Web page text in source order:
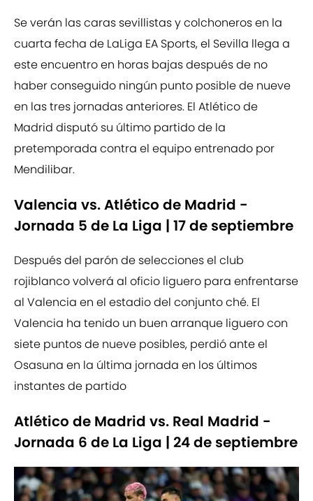
Se verán las caras sevillistas y colchoneros en la
cuarta fecha de LaLiga EA Sports, el Sevilla llega a
este encuentro en horas bajas después de no
haber conseguido ningún punto posible de nueve
en las tres jornadas anteriores. El Atlético de
Madrid disputó su último partido de la
pretemporada contra el equipo entrenado por
Mendilibar.
Valencia vs. Atlético de Madrid -
Jornada 5 de La Liga | 17 de septiembre
Después del parón de selecciones el club
rojiblanco volverá al oficio liguero para enfrentarse
al Valencia en el estadio del conjunto ché. El
Valencia ha tenido un buen arranque liguero con
siete puntos de nueve posibles, perdió ante el
Osasuna en la última jornada en los últimos
instantes de partido
Atlético de Madrid vs. Real Madrid -
Jornada 6 de La Liga | 24 de septiembre